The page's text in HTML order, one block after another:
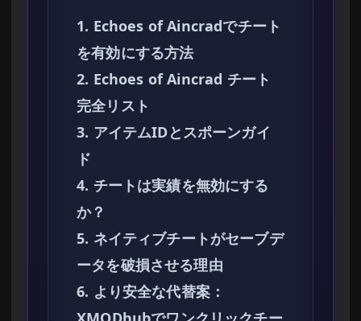
1. Echoes of Aincradでチート
を有効にする方法
2. Echoes of Aincrad チート
完全リスト
3. アイテムIDとスポーンガイ
ド
4. チートは実績を無効にする
か？
5. ネイティブチートがセーブデ
ータを破損させる理由
6. より安全な代替案：